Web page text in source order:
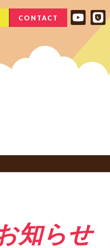
CONTACT
知らせ